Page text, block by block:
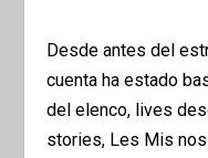
Desde antes del
cuenta ha estado
del elenco, lives
stories, Les Mis